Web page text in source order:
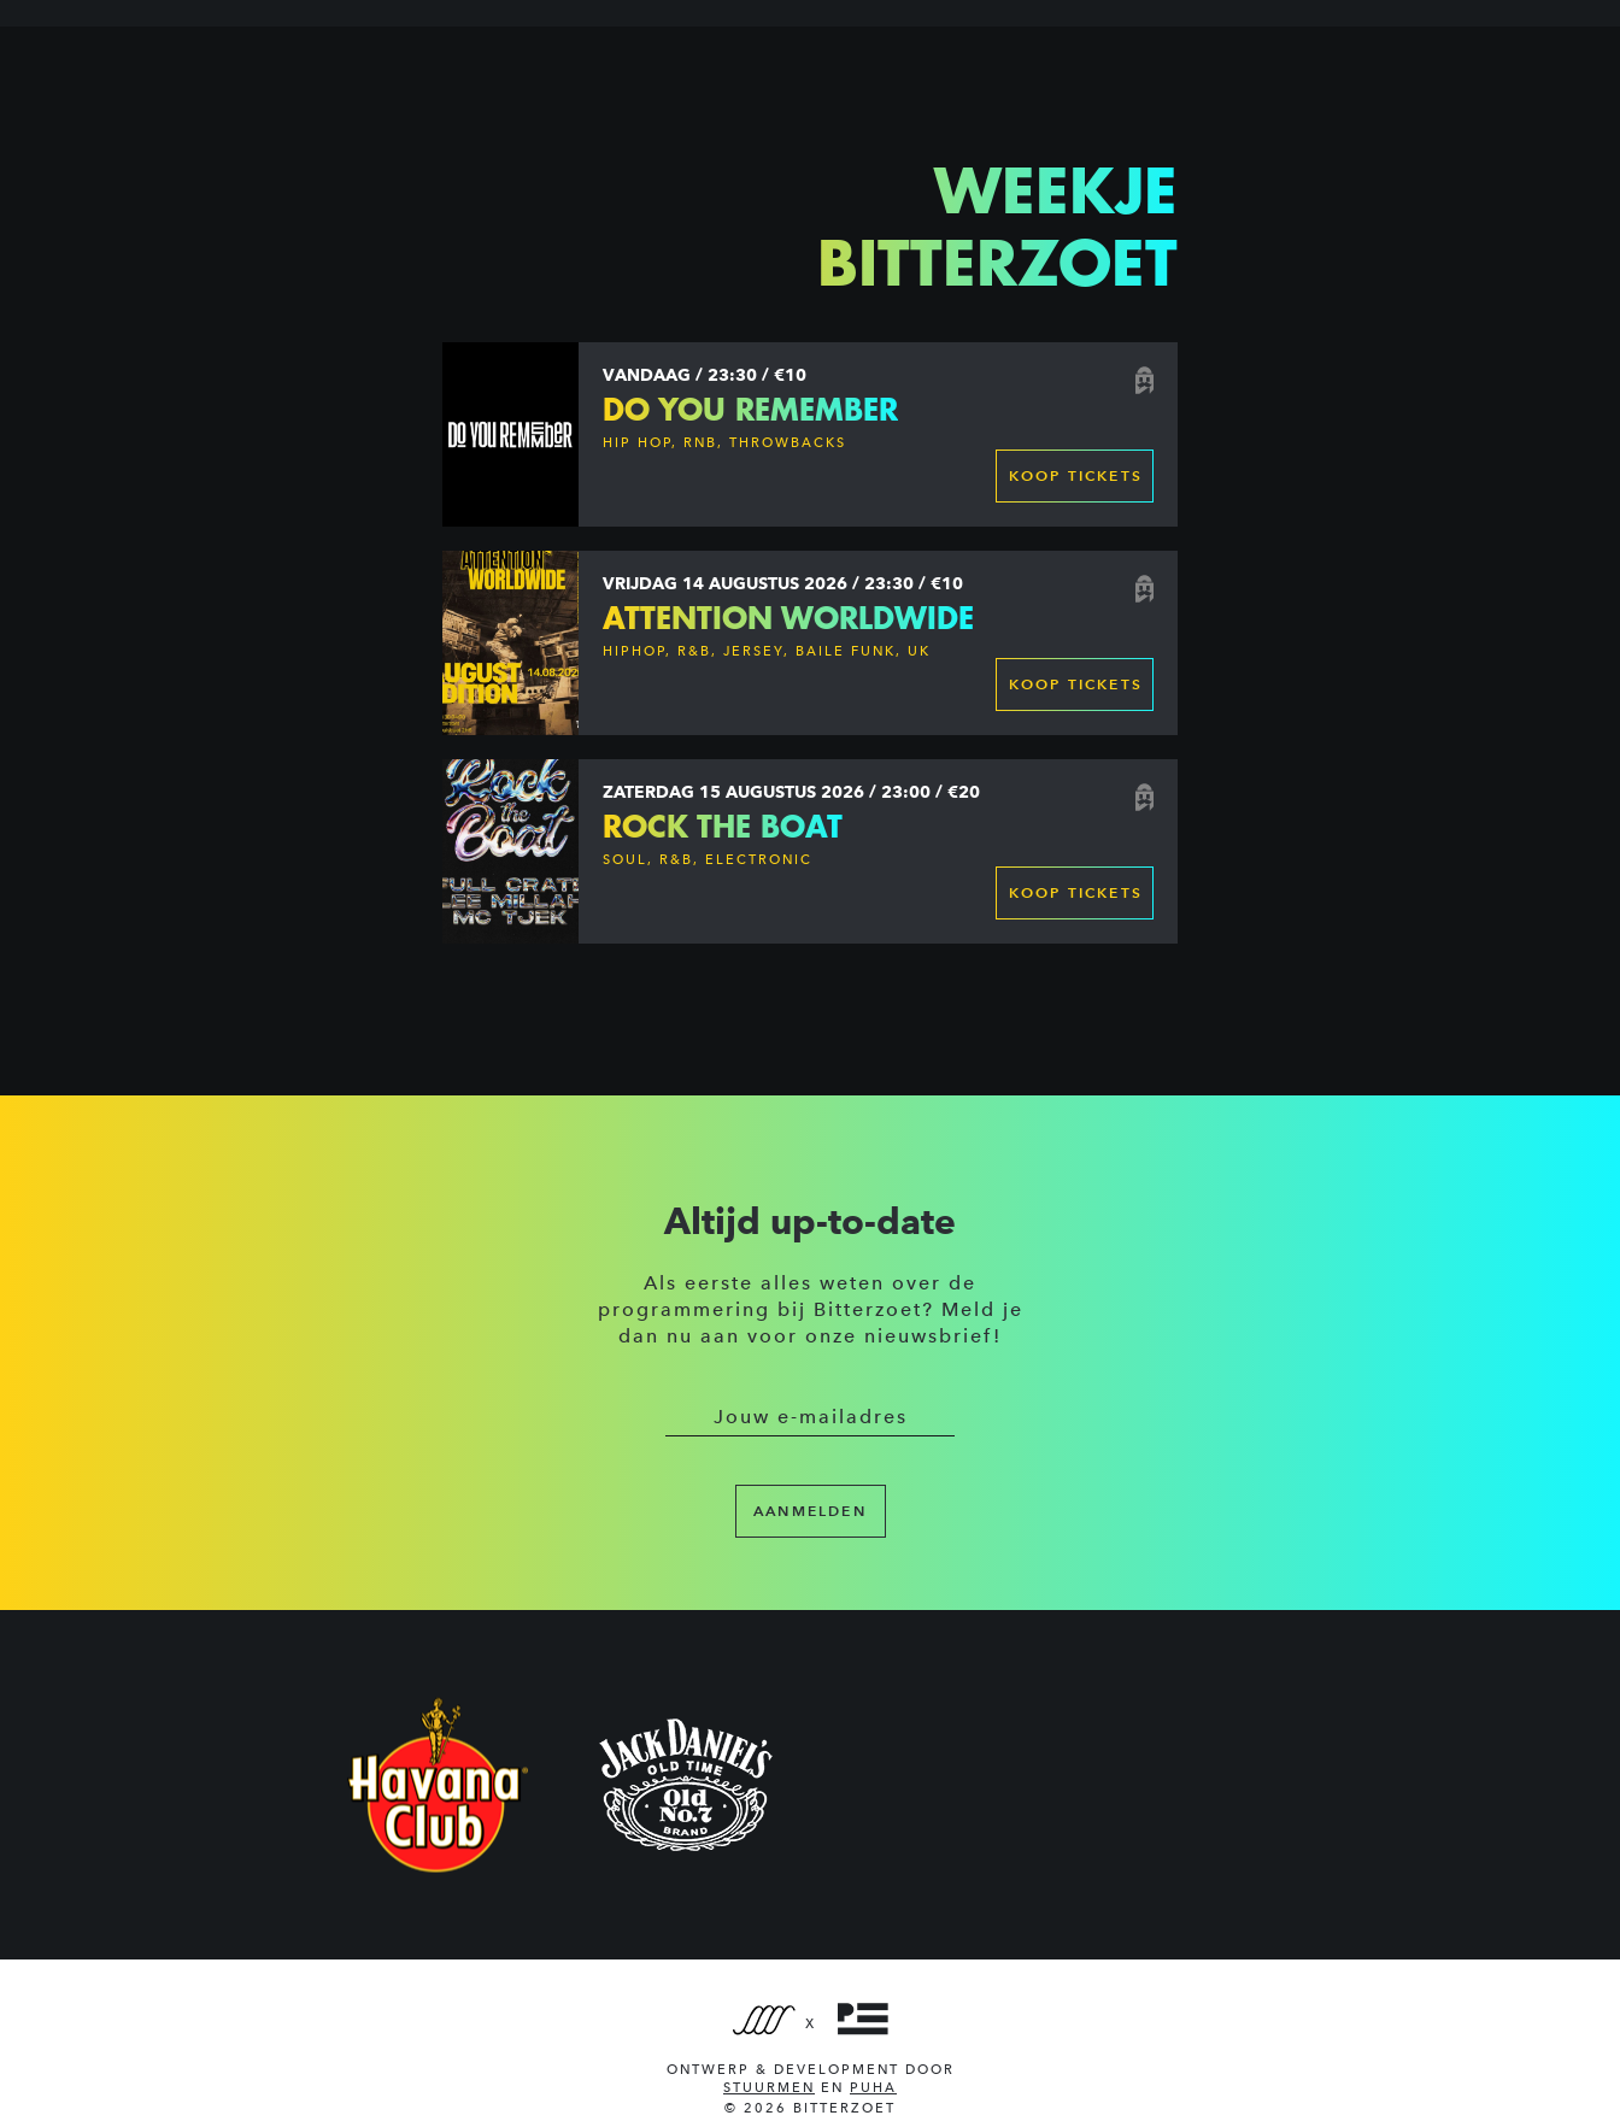
WEEKJE
BITTERZOET
VANDAAG / 23:30 / €10
DO YOU REMEMBER
HIP HOP, RNB, THROWBACKS
KOOP TICKETS
VRIJDAG 14 AUGUSTUS 2026 / 23:30 / €10
ATTENTION WORLDWIDE
HIPHOP, R&B, JERSEY, BAILE FUNK, UK
KOOP TICKETS
ZATERDAG 15 AUGUSTUS 2026 / 23:00 / €20
ROCK THE BOAT
SOUL, R&B, ELECTRONIC
KOOP TICKETS
Altijd up-to-date
Als eerste alles weten over de
programmering bij Bitterzoet? Meld je
dan nu aan voor onze nieuwsbrief!
AANMELDEN
X
ONTWERP & DEVELOPMENT DOOR
STUURMEN
EN PUHA
© 2026 BITTERZOET